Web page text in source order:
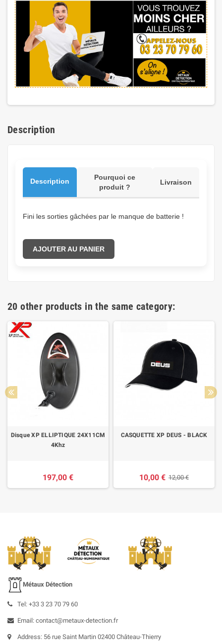
Description
Description
Pourquoi ce
produit ?
Livraison
Fini les sorties gâchées par le manque de batterie !
AJOUTER AU PANIER
20 other products in the same category:
Disque XP ELLIPTIQUE 24X11CM
4Khz
197,00 €
CASQUETTE XP DEUS - BLACK
10,00 € 12,00 €
Métaux Détection
Tel: +33 3 23 70 79 60
Email: contact@metaux-detection.fr
Address: 56 rue Saint Martin 02400 Château-Thierry